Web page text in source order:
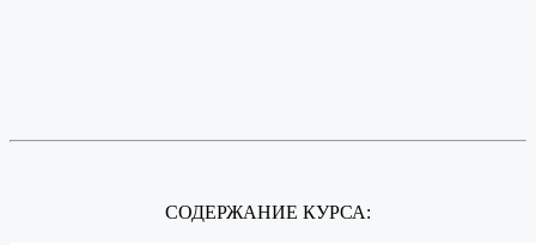
СОДЕРЖАНИЕ КУРСА: